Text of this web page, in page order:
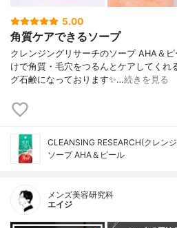
5.00
角質ケアできるソープ
クレンジングリサーチのソープ AHA＆
けで角質・毛穴をつるんとケアしてくれ
グ石鹸になっております✨…続きを見る
CLEANSING RESEARCH(クレン
ソープ AHA＆ピール
メンズ美容研究科
エイジ